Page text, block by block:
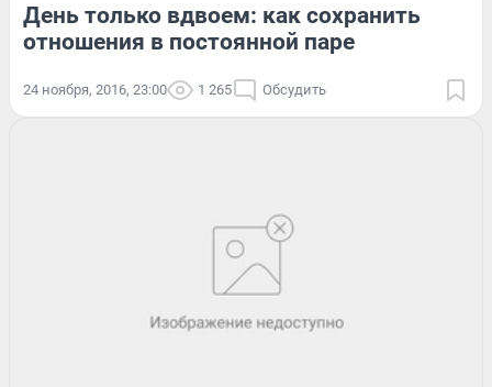
День только вдвоем: как сохранить
отношения в постоянной паре
24 ноября, 2016, 23:00 1 265 Обсудить